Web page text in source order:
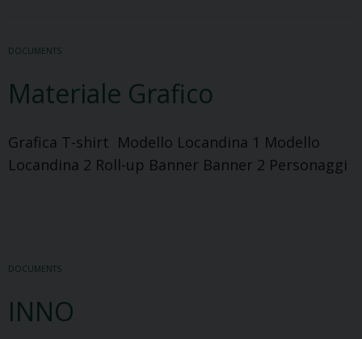
DOCUMENTS
Materiale Grafico
Grafica T-shirt Modello Locandina 1 Modello
Locandina 2 Roll-up Banner Banner 2 Personaggi
DOCUMENTS
INNO